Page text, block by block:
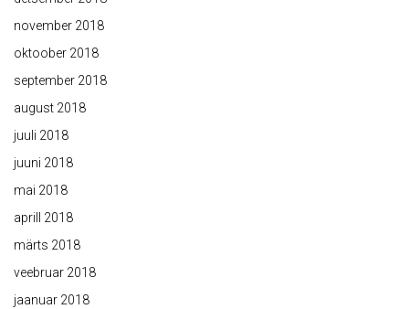
november 2018
oktoober 2018
september 2018
august 2018
juuli 2018
juuni 2018
mai 2018
aprill 2018
märts 2018
veebruar 2018
jaanuar 2018